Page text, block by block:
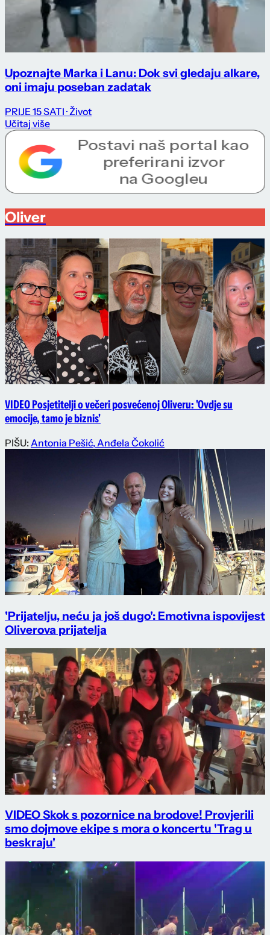
Upoznajte Marka i Lanu: Dok svi gledaju alkare,
oni imaju poseban zadatak
PRIJE 15 SATI · Život
Učitaj više
Oliver
VIDEO Posjetitelji o večeri posvećenoj Oliveru: 'Ovdje su
emocije, tamo je biznis'
PIŠU: Antonia Pešić,Anđela Čokolić
'Prijatelju, neću ja još dugo': Emotivna ispovijest
Oliverova prijatelja
VIDEO Skok s pozornice na brodove! Provjerili
smo dojmove ekipe s mora o koncertu 'Trag u
beskraju'